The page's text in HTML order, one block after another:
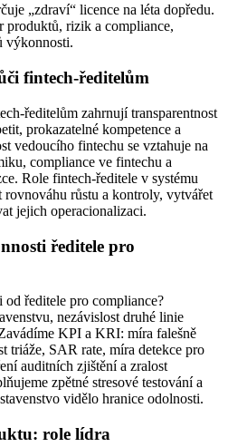
„zdraví“ licence na léta dopředu.
produktů, rizik a compliance,
výkonnosti.
fintech-ředitelům
ředitelům zahrnují transparentnost
prokazatelné kompetence a
vedoucího fintechu se vztahuje na
compliance ve fintechu a
Role fintech-ředitele v systému
růstu a kontroly, vytvářet
jejich operacionalizaci.
ředitele pro
ředitele pro compliance?
nezávislost druhé linie
KPI a KRI: míra falešně
triáže, SAR rate, míra detekce pro
auditních zjištění a zralost
zpětné stresové testování a
vidělo hranice odolnosti.
role lídra